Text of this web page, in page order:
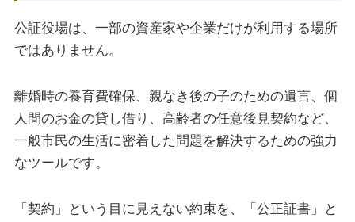
公証役場は、一部の資産家や企業だけが利用する場所
ではありません。
離婚時の養育費確保、親なき後の子のための遺言、個
人間のお金の貸し借り、高齢者の任意後見契約など、
一般市民の生活に密着した問題を解決するための強力
なツールです。
「契約」という目に見えない約束を、「公正証書」と